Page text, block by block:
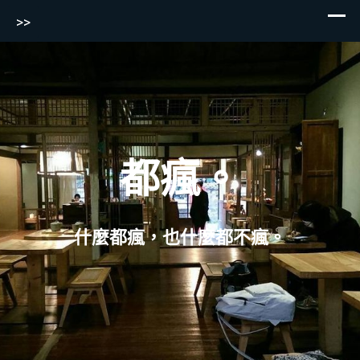
to
content
>>
都瘋。
什麼都瘋，也什麼都不瘋。